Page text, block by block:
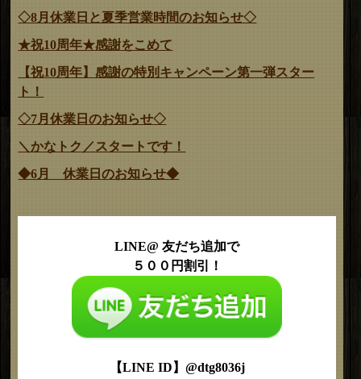
◇8月休業日と夏季営業時間のお知らせ◇
★祝10周年★感謝をこめて
【祝10周年】感謝の特別キャンペーン第一弾スター
ト！
◇7月休業日のお知らせ◇
＼かなトク／スタートです！
◆6月 休業日のお知らせ◆
LINE@ 友だち追加で
５００円割引！
【LINE ID】@dtg8036j